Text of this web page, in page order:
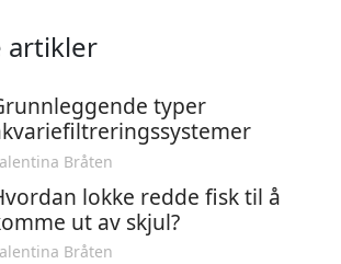
artikler
typer
Bråten
lokke redde fisk til å
ut av skjul?
Bråten